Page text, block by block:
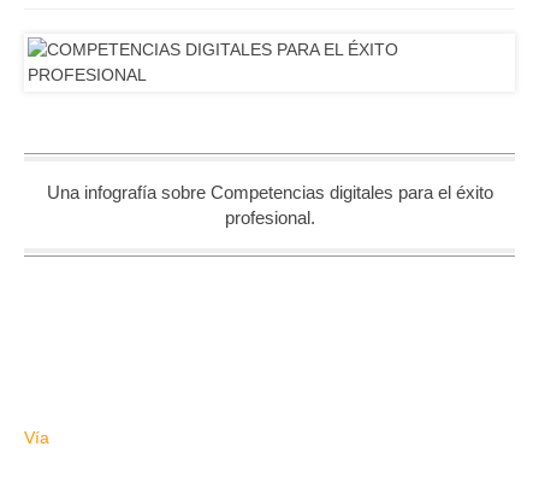
Una infografía sobre Competencias digitales para el éxito
profesional.
Vía